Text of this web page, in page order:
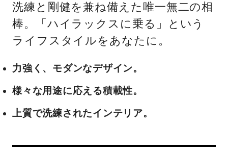
洗練と剛健を兼ね備えた唯一無二の相
棒。「ハイラックスに乗る」という
ライフスタイルをあなたに。
力強く、モダンなデザイン。
様々な用途に応える積載性。
上質で洗練されたインテリア。